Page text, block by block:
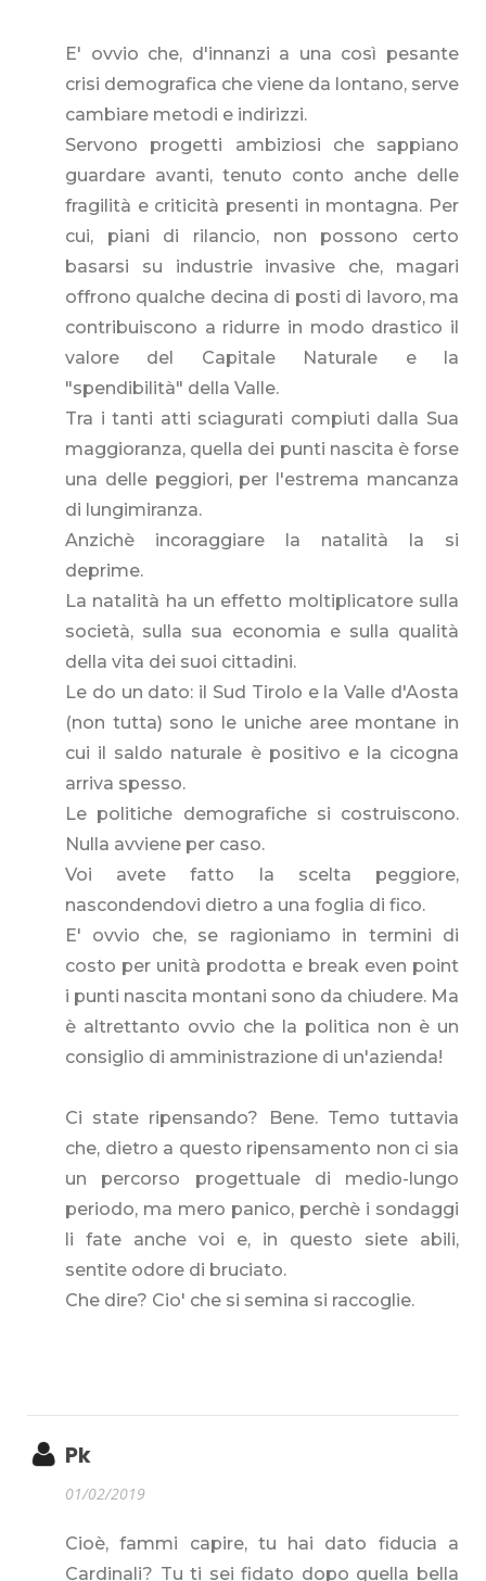
E' ovvio che, d'innanzi a una così pesante
crisi demografica che viene da lontano, serve
cambiare metodi e indirizzi.
Servono progetti ambiziosi che sappiano
guardare avanti, tenuto conto anche delle
fragilità e criticità presenti in montagna. Per
cui, piani di rilancio, non possono certo
basarsi su industrie invasive che, magari
offrono qualche decina di posti di lavoro, ma
contribuiscono a ridurre in modo drastico il
valore del Capitale Naturale e la
"spendibilità" della Valle.
Tra i tanti atti sciagurati compiuti dalla Sua
maggioranza, quella dei punti nascita è forse
una delle peggiori, per l'estrema mancanza
di lungimiranza.
Anzichè incoraggiare la natalità la si
deprime.
La natalità ha un effetto moltiplicatore sulla
società, sulla sua economia e sulla qualità
della vita dei suoi cittadini.
Le do un dato: il Sud Tirolo e la Valle d'Aosta
(non tutta) sono le uniche aree montane in
cui il saldo naturale è positivo e la cicogna
arriva spesso.
Le politiche demografiche si costruiscono.
Nulla avviene per caso.
Voi avete fatto la scelta peggiore,
nascondendovi dietro a una foglia di fico.
E' ovvio che, se ragioniamo in termini di
costo per unità prodotta e break even point
i punti nascita montani sono da chiudere. Ma
è altrettanto ovvio che la politica non è un
consiglio di amministrazione di un'azienda!
Ci state ripensando? Bene. Temo tuttavia
che, dietro a questo ripensamento non ci sia
un percorso progettuale di medio-lungo
periodo, ma mero panico, perchè i sondaggi
li fate anche voi e, in questo siete abili,
sentite odore di bruciato.
Che dire? Cio' che si semina si raccoglie.
Pk
01/02/2019
Cioè, fammi capire, tu hai dato fiducia a
Cardinali? Tu ti sei fidato dopo quella bella